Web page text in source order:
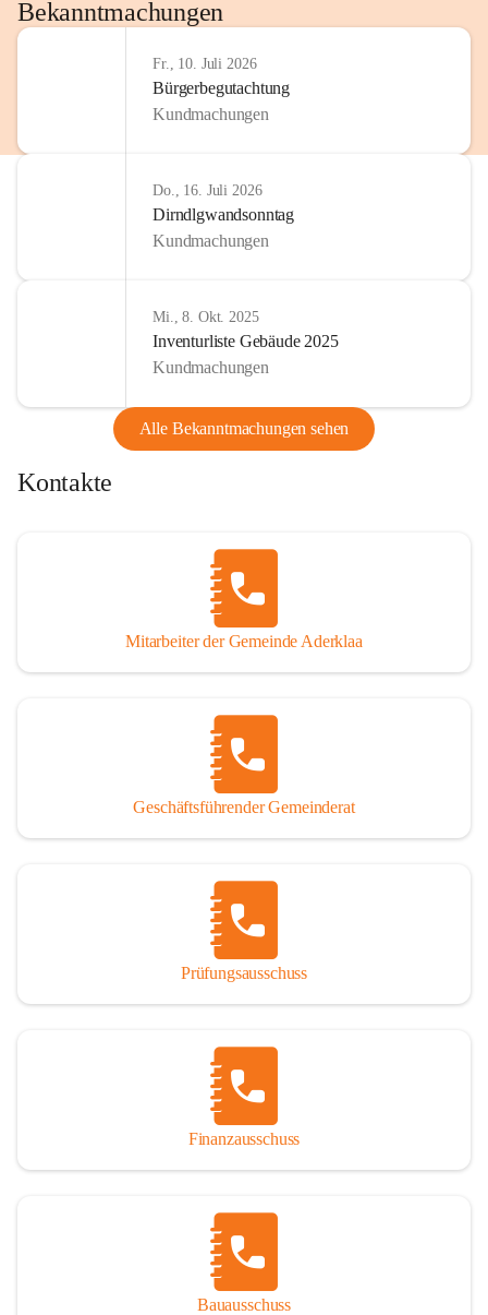
http://www.omv.com
Bekanntmachungen
Fr., 10. Juli 2026
Bürgerbegutachtung
Kundmachungen
Do., 16. Juli 2026
Dirndlgwandsonntag
Kundmachungen
Mi., 8. Okt. 2025
Inventurliste Gebäude 2025
Kundmachungen
Alle Bekanntmachungen sehen
Kontakte
Mitarbeiter der Gemeinde Aderklaa
Geschäftsführender Gemeinderat
Prüfungsausschuss
Finanzausschuss
Bauausschuss